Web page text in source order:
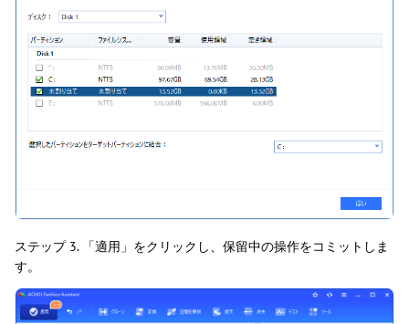
ステップ 3. 「適用」をクリックし、保留中の操作をコミットしま
す。